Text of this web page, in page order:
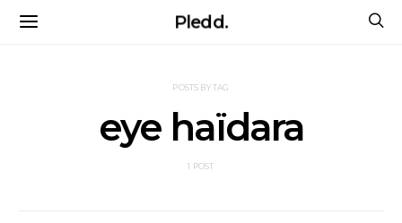
Pledd.
POSTS BY TAG
eye haïdara
1 POST